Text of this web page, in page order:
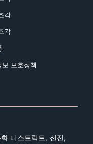
각
각
보 보호정책
디스트릭트, 선전,